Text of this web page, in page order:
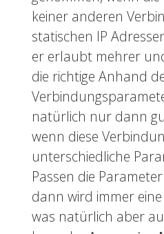
keiner anderen
statischen IP
er erlaubt mehrer
die richtige Anhand
natürlich nur dann
wenn diese
unterschiedliche
Passen die
dann wird immer
was natürlich aber